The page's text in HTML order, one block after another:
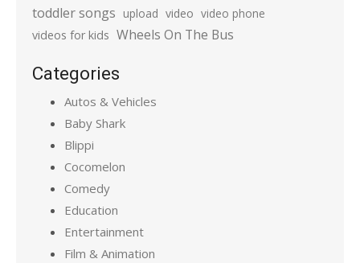
toddler songs upload video video phone
videos for kids Wheels On The Bus
Categories
Autos & Vehicles
Baby Shark
Blippi
Cocomelon
Comedy
Education
Entertainment
Film & Animation